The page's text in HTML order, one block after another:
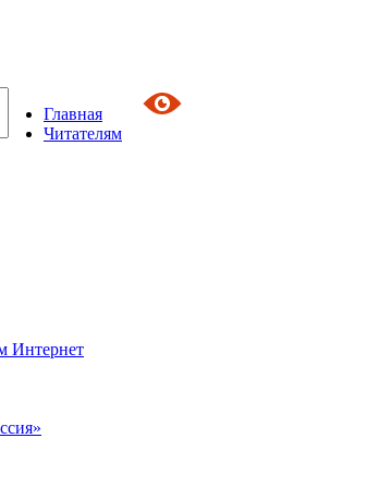
Главная
Читателям
Интернет